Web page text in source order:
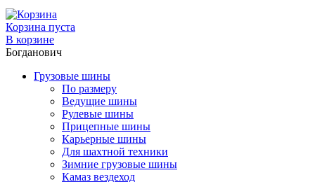
Корзина пуста
В корзине
Богданович
Грузовые шины
По размеру
Ведущие шины
Рулевые шины
Прицепные шины
Карьерные шины
Для шахтной техники
Зимние грузовые шины
Камаз вездеход